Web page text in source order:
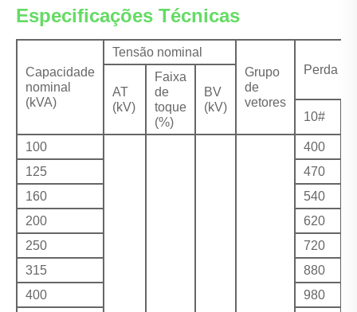
Especificações Técnicas
Capacidade
nominal
(kVA)
Tensão nominal
Grupo
de
vetores
Perda
AT
(kV)
Faixa
de
toque
(%)
BV
(kV)
10#
100 400
125
470
160
540
200
620
250
720
315
880
400
980